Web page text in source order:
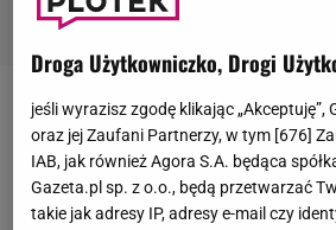
BRIGITTE MACRON
Trump wyskoczył z
Macrona. Chodzi o
Brigitte
Droga Użytkowniczko, Drogi
jeśli wyrazisz zgodę klikając „Akceptuję”,
oraz jej Zaufani Partnerzy, w tym [676]
IAB, jak również Agora S.A. będąca
Gazeta.pl sp. z o.o., będą przetwarzać
takie jak adresy IP, adresy e-mail czy